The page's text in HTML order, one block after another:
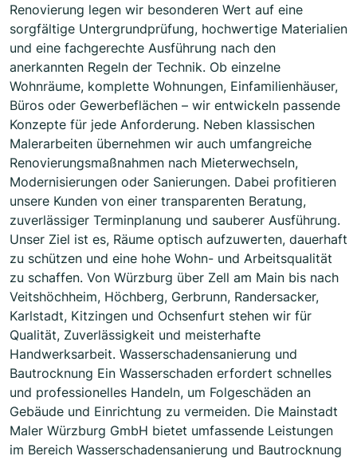
Renovierung legen wir besonderen Wert auf eine
sorgfältige Untergrundprüfung, hochwertige Materialien
und eine fachgerechte Ausführung nach den
anerkannten Regeln der Technik. Ob einzelne
Wohnräume, komplette Wohnungen, Einfamilienhäuser,
Büros oder Gewerbeflächen – wir entwickeln passende
Konzepte für jede Anforderung. Neben klassischen
Malerarbeiten übernehmen wir auch umfangreiche
Renovierungsmaßnahmen nach Mieterwechseln,
Modernisierungen oder Sanierungen. Dabei profitieren
unsere Kunden von einer transparenten Beratung,
zuverlässiger Terminplanung und sauberer Ausführung.
Unser Ziel ist es, Räume optisch aufzuwerten, dauerhaft
zu schützen und eine hohe Wohn- und Arbeitsqualität
zu schaffen. Von Würzburg über Zell am Main bis nach
Veitshöchheim, Höchberg, Gerbrunn, Randersacker,
Karlstadt, Kitzingen und Ochsenfurt stehen wir für
Qualität, Zuverlässigkeit und meisterhafte
Handwerksarbeit. Wasserschadensanierung und
Bautrocknung Ein Wasserschaden erfordert schnelles
und professionelles Handeln, um Folgeschäden an
Gebäude und Einrichtung zu vermeiden. Die Mainstadt
Maler Würzburg GmbH bietet umfassende Leistungen
im Bereich Wasserschadensanierung und Bautrocknung